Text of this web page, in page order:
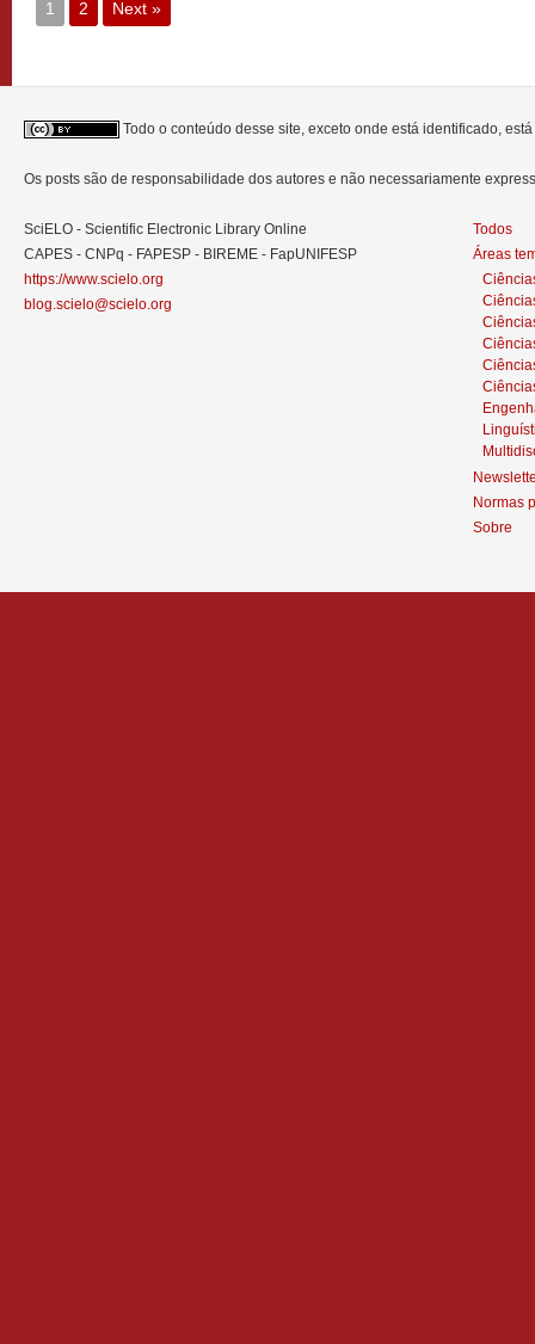
1 2 Next »
Todo o conteúdo desse site, exceto onde está identificado,
Os posts são de responsabilidade dos autores e não necessariamente
SciELO - Scientific Electronic Library Online
CAPES - CNPq - FAPESP - BIREME - FapUNIFESP
https://www.scielo.org
blog.scielo@scielo.org
Todos
Áreas
Normas
Sobre